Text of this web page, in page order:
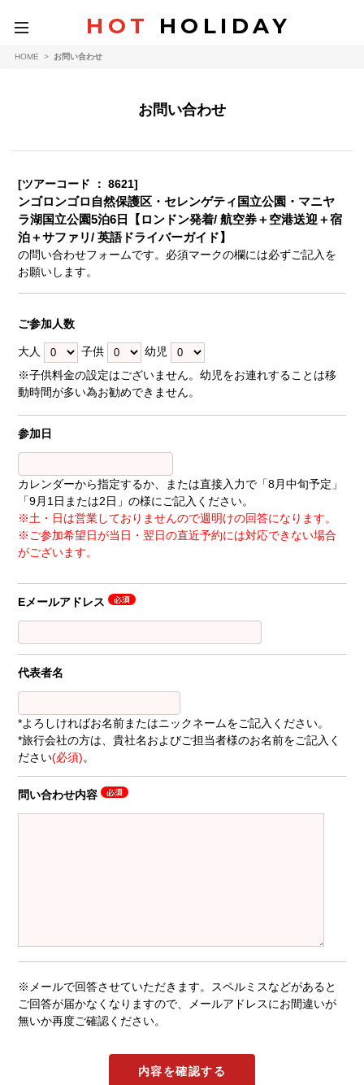
toggle
navigation
HOT HOLIDAY
HOME > お問い合わせ
お問い合わせ
[ツアーコード ： 8621]
ンゴロンゴロ自然保護区・セレンゲティ国立公園・マニヤ
ラ湖国立公園5泊6日【ロンドン発着/ 航空券＋空港送迎＋宿
泊＋サファリ/ 英語ドライバーガイド】
の問い合わせフォームです。必須マークの欄には必ずご記入を
お願いします。
ご参加人数
大人 子供
幼児
※子供料金の設定はございません。幼児をお連れすることは移
動時間が多い為お勧めできません。
参加日
カレンダーから指定するか、または直接入力で「8月中旬予定」
「9月1日または2日」の様にご記入ください。
※土・日は営業しておりませんので週明けの回答になります。
※ご参加希望日が当日・翌日の直近予約には対応できない場合
がございます。
Eメールアドレス
代表者名
*よろしければお名前またはニックネームをご記入ください。
*旅行会社の方は、貴社名およびご担当者様のお名前をご記入く
ださい(必須)。
問い合わせ内容
※メールで回答させていただきます。スペルミスなどがあると
ご回答が届かなくなりますので、メールアドレスにお間違いが
無いか再度ご確認ください。